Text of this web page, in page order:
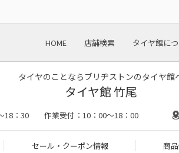
HOME 店舗検索 タイヤ館に
タイヤのことならブリヂストンのタイヤ館
タイヤ館 竹尾
～18：30 作業受付：10：00～18：00
セール・クーポン情報 商